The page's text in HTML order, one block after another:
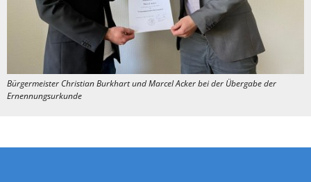
Bürgermeister Christian Burkhart und Marcel Acker bei der Übergabe der
Ernennungsurkunde